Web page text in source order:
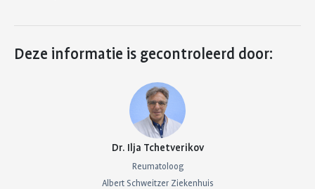
Deze informatie is gecontroleerd door:
Dr. Ilja Tchetverikov
Reumatoloog
Albert Schweitzer Ziekenhuis